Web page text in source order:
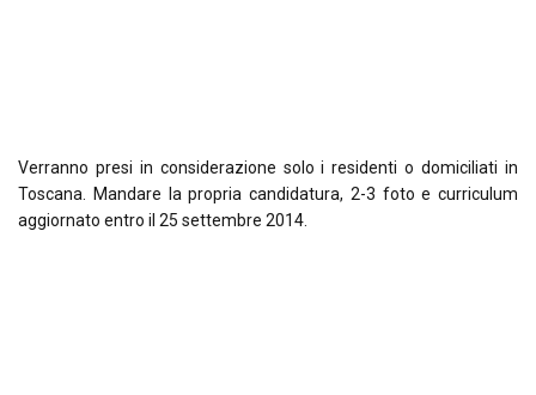
Verranno presi in considerazione solo i residenti o domiciliati in
Toscana. Mandare la propria candidatura, 2-3 foto e curriculum
aggiornato entro il 25 settembre 2014.